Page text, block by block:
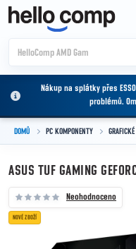
Přejít na obsah
Nákup na splátky přes
problémů.
DOMŮ PC KOMPONENTY
ASUS TUF GAMING
Neohodnoceno
NOVÉ ZBOŽÍ